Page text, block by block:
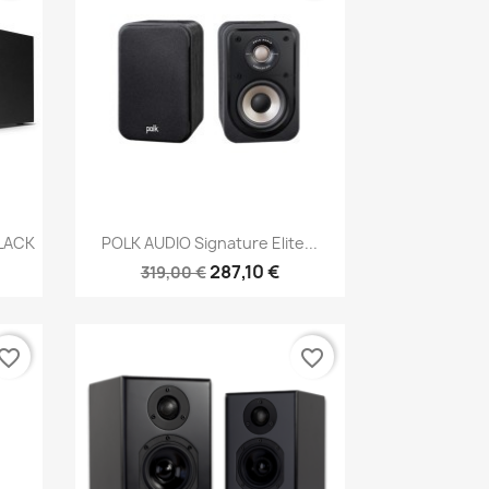
Anteprima
POLK AUDIO Signature Elite...
319,00 €287,10 €
favorite_border